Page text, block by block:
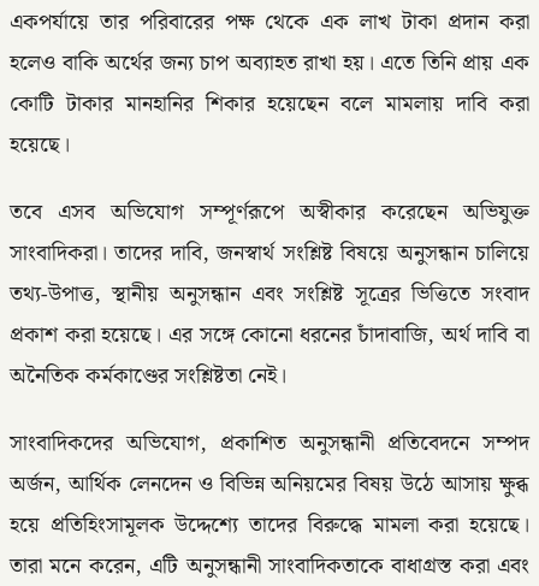
একপর্যায়ে তার পরিবারের পক্ষ থেকে এক লাখ টাকা প্রদান করা
হলেও বাকি অর্থের জন্য চাপ অব্যাহত রাখা হয়। এতে তিনি প্রায় এক
কোটি টাকার মানহানির শিকার হয়েছেন বলে মামলায় দাবি করা
হয়েছে।
তবে এসব অভিযোগ সম্পূর্ণরূপে অস্বীকার করেছেন অভিযুক্ত
সাংবাদিকরা। তাদের দাবি, জনস্বার্থ সংশ্লিষ্ট বিষয়ে অনুসন্ধান চালিয়ে
তথ্য-উপাত্ত, স্থানীয় অনুসন্ধান এবং সংশ্লিষ্ট সূত্রের ভিত্তিতে সংবাদ
প্রকাশ করা হয়েছে। এর সঙ্গে কোনো ধরনের চাঁদাবাজি, অর্থ দাবি বা
অনৈতিক কর্মকাণ্ডের সংশ্লিষ্টতা নেই।
সাংবাদিকদের অভিযোগ, প্রকাশিত অনুসন্ধানী প্রতিবেদনে সম্পদ
অর্জন, আর্থিক লেনদেন ও বিভিন্ন অনিয়মের বিষয় উঠে আসায় ক্ষুব্ধ
হয়ে প্রতিহিংসামূলক উদ্দেশ্যে তাদের বিরুদ্ধে মামলা করা হয়েছে।
তারা মনে করেন, এটি অনুসন্ধানী সাংবাদিকতাকে বাধাগ্রস্ত করা এবং